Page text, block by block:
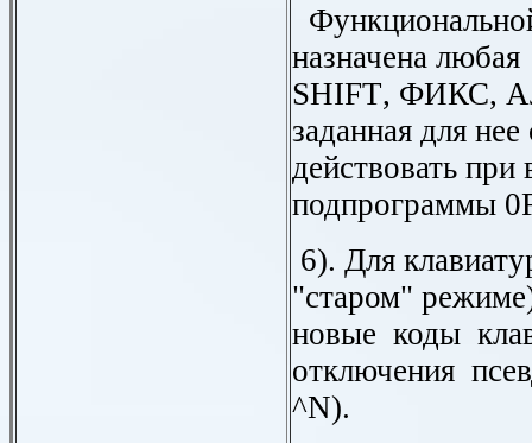
назначена
SHIFT, ФИКС,
заданная для
действовать
подпрограммы 0
6). Для
"старом"
новые коды
отключения
^N).